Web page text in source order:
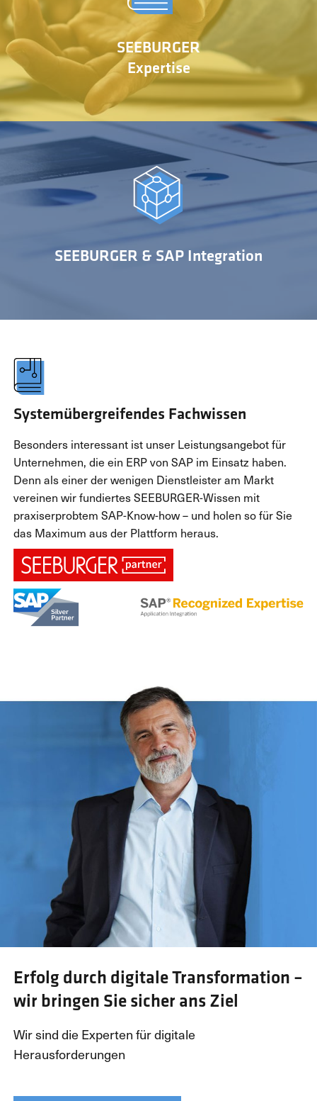
SEEBURGER
Expertise
Wir sind Spezialisten für SEEBURGER
MEHR ERFAHREN
SEEBURGER & SAP Integration
Wir sind langjährige SAP und SEEBURGER-Partner mit
umfassender Integrationsexpertise. Durch diese
systemübergreifende Kompetenz sorgen wir dafür, dass
Daten ihre gleichbleibend hohe Qualität behalten.
Systemübergreifendes Fachwissen
Besonders interessant ist unser Leistungsangebot für
Unternehmen, die ein ERP von SAP im Einsatz haben.
Denn als einer der wenigen Dienstleister am Markt
vereinen wir fundiertes SEEBURGER-Wissen mit
praxiserprobtem SAP-Know-how – und holen so für Sie
das Maximum aus der Plattform heraus.
Erfolg durch digitale Transformation –
wir bringen Sie sicher ans Ziel
Wir sind die Experten für digitale
Herausforderungen